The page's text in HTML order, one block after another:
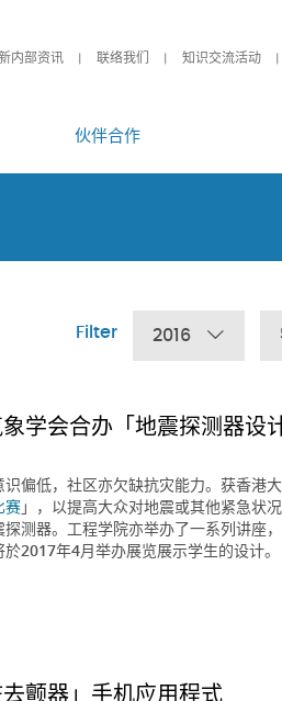
内部资讯 联络我们 知识交流活动
伙伴合作
Filter 2016
学会合办「地震探测器设
偏低，社区亦欠缺抗灾能力。获香港
赛」，以提高大众对地震或其他紧急状
测器。工程学院亦举办了一系列讲座
2017年4月举办展览展示学生的设计。
颤器」手机应用程式